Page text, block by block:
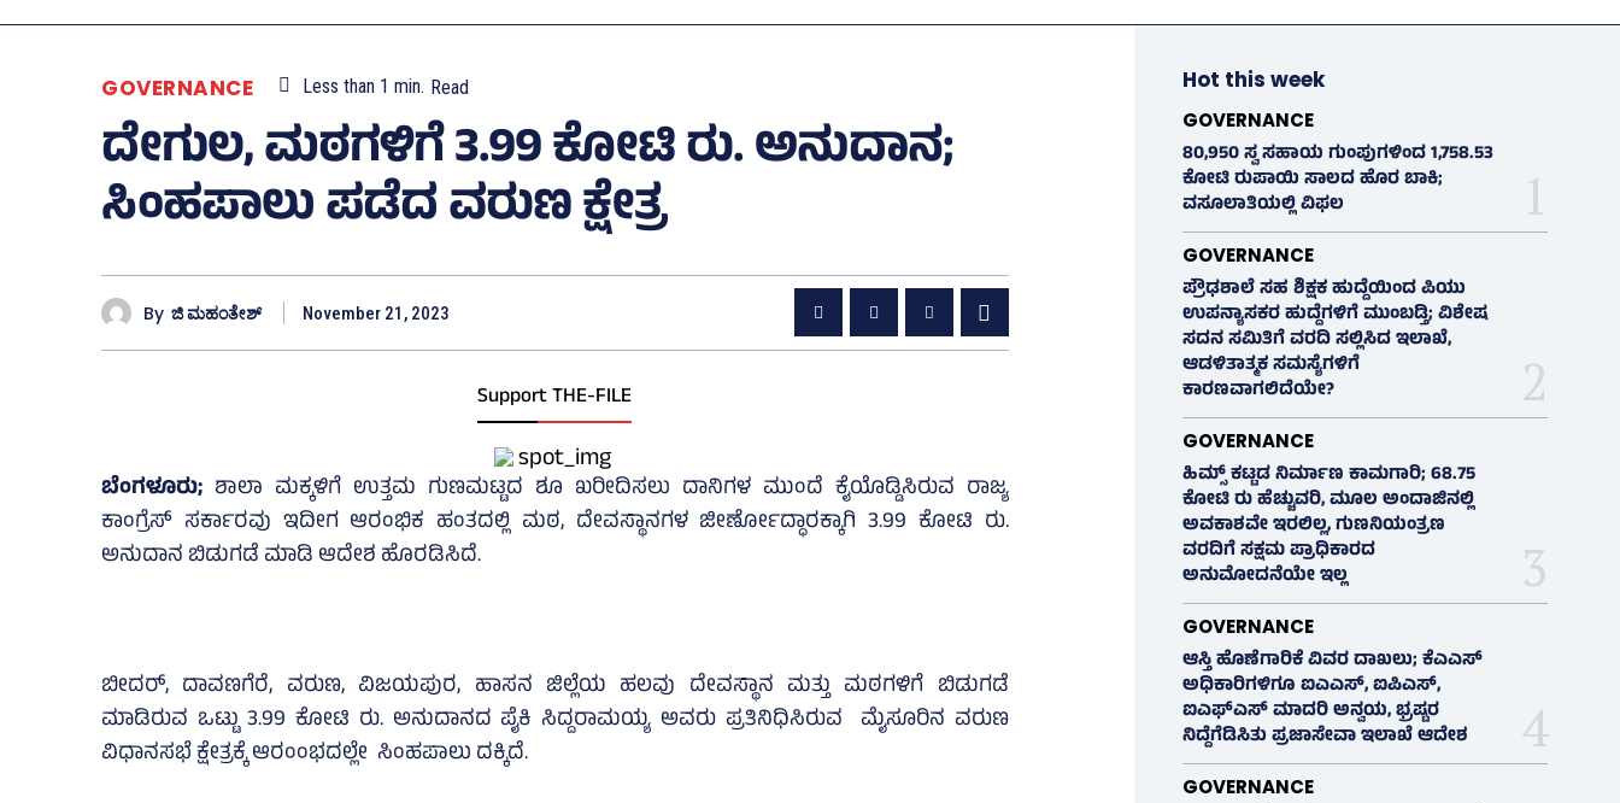
GOVERNANCE Less than 1 min. Read
ದೇಗುಲ, ಮಠಗಳಿಗೆ 3.99 ಕೋಟಿ ರು. ಅನುದಾನ;
ಸಿಂಹಪಾಲು ಪಡೆದ ವರುಣ ಕ್ಷೇತ್ರ
By ಜಿ ಮಹಂತೇಶ್ November 21, 2023
Support THE-FILE
ಬೆಂಗಳೂರು; ಶಾಲಾ ಮಕ್ಕಳಿಗೆ ಉತ್ತಮ ಗುಣಮಟ್ಟದ ಶೂ ಖರೀದಿಸಲು ದಾನಿಗಳ ಮುಂದೆ ಕೈಯೊಡ್ಡಿಸಿರುವ ರಾಜ್ಯ
ಕಾಂಗ್ರೆಸ್‌ ಸರ್ಕಾರವು ಇದೀಗ ಆರಂಭಿಕ ಹಂತದಲ್ಲಿ ಮಠ, ದೇವಸ್ಥಾನಗಳ ಜೀರ್ಣೋದ್ಧಾರಕ್ಕಾಗಿ 3.99 ಕೋಟಿ ರು.
ಅನುದಾನ ಬಿಡುಗಡೆ ಮಾಡಿ ಆದೇಶ ಹೊರಡಿಸಿದೆ.
ಬೀದರ್‌, ದಾವಣಗೆರೆ, ವರುಣ, ವಿಜಯಪುರ, ಹಾಸನ ಜಿಲ್ಲೆಯ ಹಲವು ದೇವಸ್ಥಾನ ಮತ್ತು ಮಠಗಳಿಗೆ ಬಿಡುಗಡೆ
ಮಾಡಿರುವ ಒಟ್ಟು 3.99 ಕೋಟಿ ರು. ಅನುದಾನದ ಪೈಕಿ ಸಿದ್ದರಾಮಯ್ಯ ಅವರು ಪ್ರತಿನಿಧಿಸಿರುವ ಮೈಸೂರಿನ ವರುಣ
ವಿಧಾನಸಭೆ ಕ್ಷೇತ್ರಕ್ಕೆ ಆರಂಂಭದಲ್ಲೇ ಸಿಂಹಪಾಲು ದಕ್ಕಿದೆ.
Hot this week
GOVERNANCE
80,950 ಸ್ವ ಸಹಾಯ ಗುಂಪುಗಳಿಂದ 1,758.53
ಕೋಟಿ ರುಪಾಯಿ ಸಾಲದ ಹೊರ ಬಾಕಿ;
ವಸೂಲಾತಿಯಲ್ಲಿ ವಿಫಲ
GOVERNANCE
ಪ್ರೌಢಶಾಲೆ ಸಹ ಶಿಕ್ಷಕ ಹುದ್ದೆಯಿಂದ ಪಿಯು
ಉಪನ್ಯಾಸಕರ ಹುದ್ದೆಗಳಿಗೆ ಮುಂಬಡ್ತಿ; ವಿಶೇಷ
ಸದನ ಸಮಿತಿಗೆ ವರದಿ ಸಲ್ಲಿಸಿದ ಇಲಾಖೆ,
ಆಡಳಿತಾತ್ಮಕ ಸಮಸ್ಯೆಗಳಿಗೆ
ಕಾರಣವಾಗಲಿದೆಯೇ?
GOVERNANCE
ಹಿಮ್ಸ್‌ ಕಟ್ಟಡ ನಿರ್ಮಾಣ ಕಾಮಗಾರಿ; 68.75
ಕೋಟಿ ರು ಹೆಚ್ಚುವರಿ, ಮೂಲ ಅಂದಾಜಿನಲ್ಲಿ
ಅವಕಾಶವೇ ಇರಲಿಲ್ಲ, ಗುಣನಿಯಂತ್ರಣ
ವರದಿಗೆ ಸಕ್ಷಮ ಪ್ರಾಧಿಕಾರದ
ಅನುಮೋದನೆಯೇ ಇಲ್ಲ
GOVERNANCE
ಆಸ್ತಿ ಹೊಣೆಗಾರಿಕೆ ವಿವರ ದಾಖಲು; ಕೆಎಎಸ್
ಅಧಿಕಾರಿಗಳಿಗೂ ಐಎಎಸ್‌, ಐಪಿಎಸ್‌,
ಐಎಫ್‌ಎಸ್‌ ಮಾದರಿ ಅನ್ವಯ, ಭ್ರಷ್ಟರ
ನಿದ್ದೆಗೆಡಿಸಿತು ಪ್ರಜಾಸೇವಾ ಇಲಾಖೆ ಆದೇಶ
GOVERNANCE